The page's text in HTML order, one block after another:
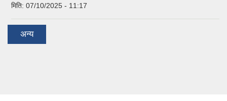
मिति: 07/10/2025 - 11:17
अन्य